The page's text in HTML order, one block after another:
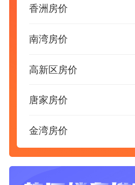
香洲房价
南湾房价
高新区房价
唐家房价
金湾房价